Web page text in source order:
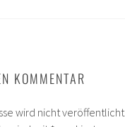
KOMMENTAR
wird nicht veröffentlicht.